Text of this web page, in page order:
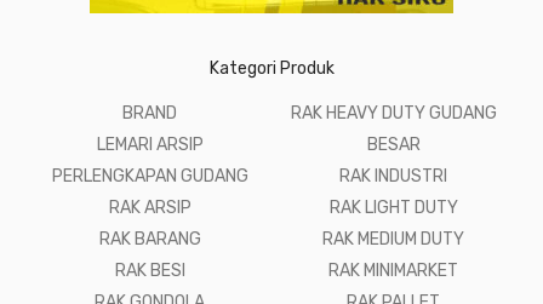
Kategori Produk
BRAND
LEMARI ARSIP
PERLENGKAPAN GUDANG
RAK ARSIP
RAK BARANG
RAK BESI
RAK HEAVY DUTY GUDANG
BESAR
RAK INDUSTRI
RAK LIGHT DUTY
RAK MEDIUM DUTY
RAK MINIMARKET